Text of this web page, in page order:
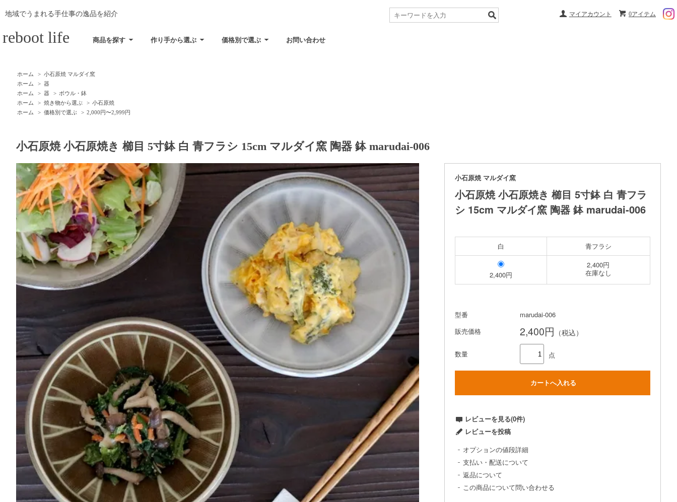
0アイテム
マイアカウント
地域でうまれる手仕事の逸品を紹介
reboot life 商品を探す 作り手から選ぶ 価格別で選ぶ お問い合わせ
ホーム > 小石原焼 マルダイ窯
ホーム
> 器
ホーム
> 器 > ボウル・鉢
ホーム
> 焼き物から選ぶ > 小石原焼
ホーム
> 価格別で選ぶ > 2,000円〜2,999円
小石原焼 小石原焼き 櫛目 5寸鉢 白 青フラシ 15cm マルダイ窯 陶器 鉢 marudai-006
小石原焼 マルダイ窯
小石原焼 小石原焼き 櫛目 5寸鉢 白 青フラ
シ 15cm マルダイ窯 陶器 鉢 marudai-006
白 青フラシ
2,400円
2,400円
在庫なし
型番
marudai-006
販売価格
2,400円 （税込）
数量 点
レビューを見る(0件)
レビューを投稿
オプションの値段詳細
支払い・配送について
返品について
この商品について問い合わせる